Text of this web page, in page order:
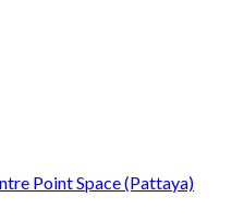
Point Space (Pattaya)